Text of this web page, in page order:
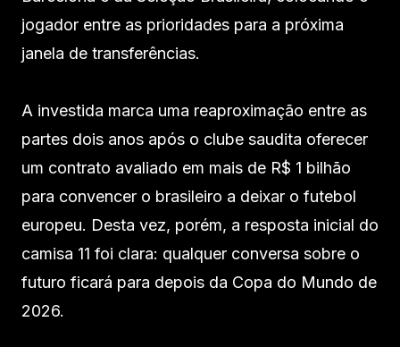
jogador entre as prioridades para a próxima
janela de transferências.
A investida marca uma reaproximação entre as
partes dois anos após o clube saudita oferecer
um contrato avaliado em mais de R$ 1 bilhão
para convencer o brasileiro a deixar o futebol
europeu. Desta vez, porém, a resposta inicial do
camisa 11 foi clara: qualquer conversa sobre o
futuro ficará para depois da Copa do Mundo de
2026.